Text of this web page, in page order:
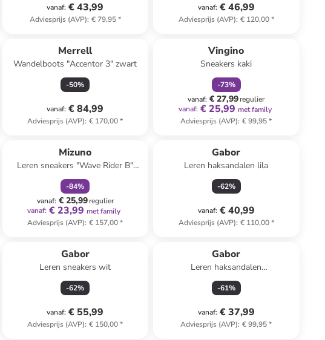
vanaf: € 43,99
Adviesprijs (AVP): € 79,95*
vanaf: € 46,99
Adviesprijs (AVP): € 120,00*
Merrell
Wandelboots "Accentor 3" zwart
-50%
vanaf: € 84,99
Adviesprijs (AVP): € 170,00*
Vingino
Sneakers kaki
-73%
vanaf: € 27,99regulier
vanaf: € 25,99 met family
Adviesprijs (AVP): € 99,95*
Mizuno
Leren sneakers "Wave Rider B"
beige
-84%
vanaf: € 25,99regulier
vanaf: € 23,99 met family
Adviesprijs (AVP): € 157,00*
Gabor
Leren haksandalen lila
-62%
vanaf: € 40,99
Adviesprijs (AVP): € 110,00*
Gabor
Leren sneakers wit
-62%
vanaf: € 55,99
Adviesprijs (AVP): € 150,00*
Gabor
Leren haksandalen
wit/goudkleurig/zilverkleurig
-61%
vanaf: € 37,99
Adviesprijs (AVP): € 99,95*